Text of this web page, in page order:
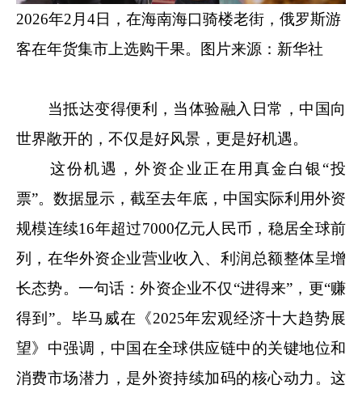
2026年2月4日，在海南海口骑楼老街，俄罗斯游
客在年货集市上选购干果。图片来源：新华社
当抵达变得便利，当体验融入日常，中国向
世界敞开的，不仅是好风景，更是好机遇。
这份机遇，外资企业正在用真金白银“投
票”。数据显示，截至去年底，中国实际利用外资
规模连续16年超过7000亿元人民币，稳居全球前
列，在华外资企业营业收入、利润总额整体呈增
长态势。一句话：外资企业不仅“进得来”，更“赚
得到”。毕马威在《2025年宏观经济十大趋势展
望》中强调，中国在全球供应链中的关键地位和
消费市场潜力，是外资持续加码的核心动力。这